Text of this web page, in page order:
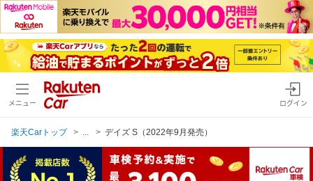
メニュー ログイン
楽天Carトップ デイズ S（2022年9月発売）